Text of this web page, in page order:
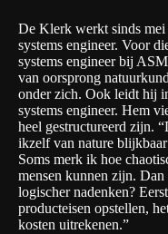
De Klerk werkt sinds
systems engineer. Voor
systems engineer bij
van oorsprong
onder zich. Ook leidt hij
systems engineer. Hem
heel gestructureerd zijn.
ikzelf van nature
Soms merk ik hoe
mensen kunnen zijn.
logischer nadenken?
producteisen opstellen,
kosten uitrekenen.”